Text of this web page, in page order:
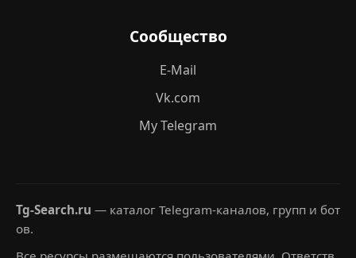
Сообщество
E-Mail
Vk.com
My Telegram
Tg-Search.ru — каталог Telegram-каналов, групп и бот
ов.